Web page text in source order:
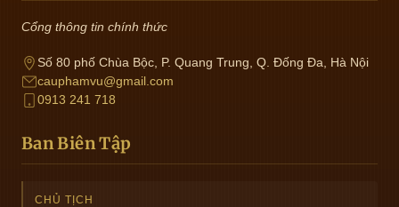
Cổng thông tin chính thức
Số 80 phố Chùa Bộc, P. Quang Trung, Q. Đống Đa, Hà Nội
cauphamvu@gmail.com
0913 241 718
Ban Biên Tập
CHỦ TỊCH